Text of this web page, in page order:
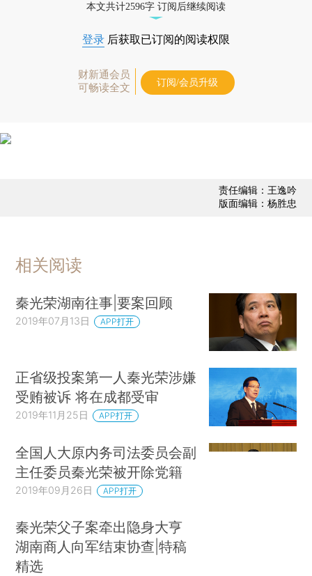
本文共计2596字 订阅后继续阅读
登录 后获取已订阅的阅读权限
财新通会员
可畅读全文
订阅/会员升级
责任编辑：王逸吟
版面编辑：杨胜忠
相关阅读
秦光荣湖南往事|要案回顾
2019年07月13日 APP打开
正省级投案第一人秦光荣涉嫌
受贿被诉 将在成都受审
2019年11月25日 APP打开
全国人大原内务司法委员会副
主任委员秦光荣被开除党籍
2019年09月26日 APP打开
秦光荣父子案牵出隐身大亨
湖南商人向军结束协查|特稿
精选